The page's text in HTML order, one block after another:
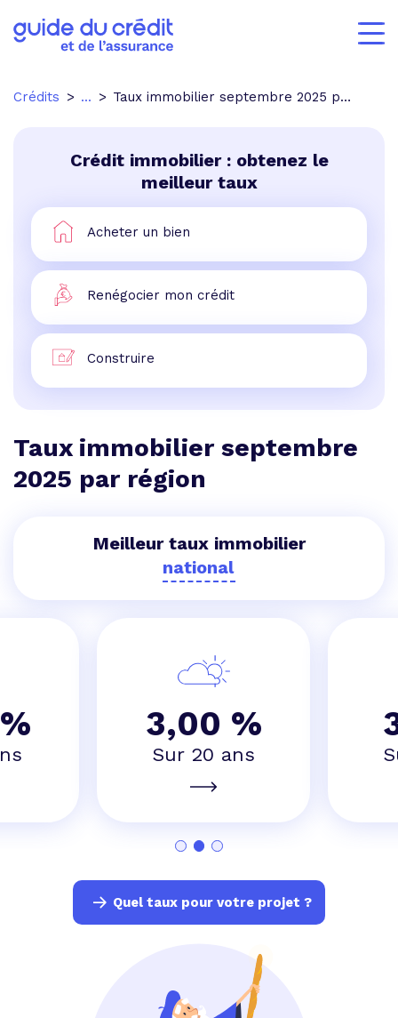
Crédits ... Taux immobilier septembre 2025 par region
Crédit immobilier : obtenez le
meilleur taux
Acheter un bien
Renégocier mon crédit
Construire
Taux immobilier septembre
2025 par région
Meilleur taux immobilier
3,00 %
Sur 20 ans
Quel taux pour votre projet ?